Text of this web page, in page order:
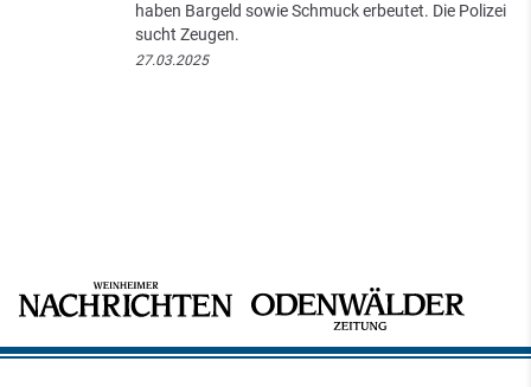
haben Bargeld sowie Schmuck erbeutet. Die Polizei
sucht Zeugen.
27.03.2025